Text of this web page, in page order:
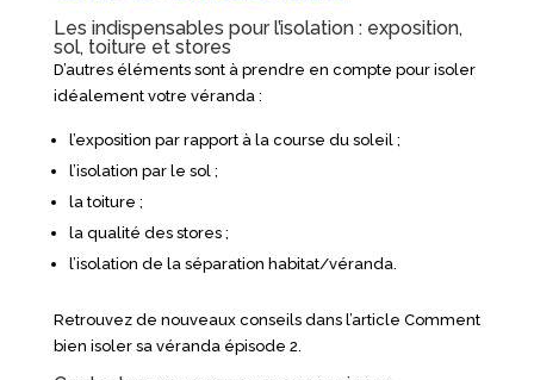
Les indispensables pour l’isolation : exposition,
sol, toiture et stores
D’autres éléments sont à prendre en compte pour isoler
idéalement votre véranda :
l’exposition par rapport à la course du soleil ;
l’isolation par le sol ;
la toiture ;
la qualité des stores ;
l’isolation de la séparation habitat/véranda.
Retrouvez de nouveaux conseils dans l’article Comment
bien isoler sa véranda épisode 2.